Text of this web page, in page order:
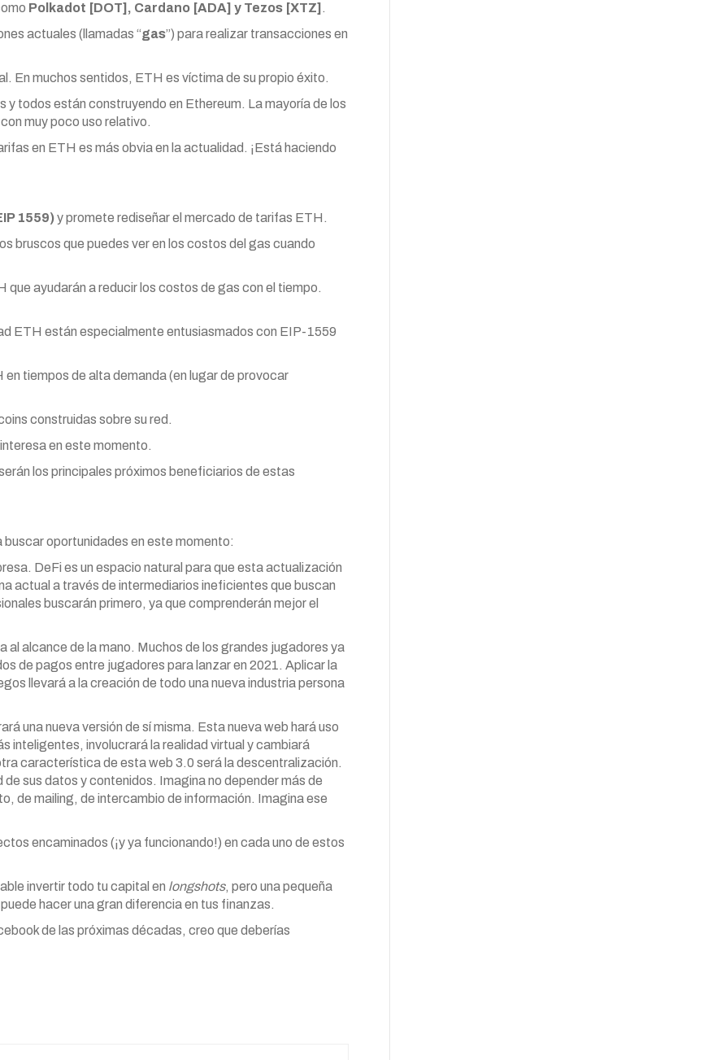
Polkadot [DOT], Cardano [ADA] y Tezos [XTZ] .
actuales (llamadas “gas”) para realizar transacciones en
En muchos sentidos, ETH es víctima de su propio éxito.
todos están construyendo en Ethereum. La mayoría de los
muy poco uso relativo.
en ETH es más obvia en la actualidad. ¡Está haciendo
1559)y promete rediseñar el mercado de tarifas ETH.
bruscos que puedes ver en los costos del gas cuando
ayudarán a reducir los costos de gas con el tiempo.
ETH están especialmente entusiasmados con EIP-1559
en tiempos de alta demanda (en lugar de provocar
construidas sobre su red.
en este momento.
los principales próximos beneficiarios de estas
oportunidades en este momento:
DeFi es un espacio natural para que esta actualización
actual a través de intermediarios ineficientes que buscan
buscarán primero, ya que comprenderán mejor el
al alcance de la mano. Muchos de los grandes jugadores ya
de pagos entre jugadores para lanzar en 2021. Aplicar la
llevará a la creación de todo una nueva industria persona
una nueva versión de sí misma. Esta nueva web hará uso
inteligentes, involucrará la realidad virtual y cambiará
característica de esta web 3.0 será la descentralización.
sus datos y contenidos. Imagina no depender más de
de mailing, de intercambio de información. Imagina ese
encaminados (¡y ya funcionando!) en cada uno de estos
invertir todo tu capital en longshots, pero una pequeña
hacer una gran diferencia en tus finanzas.
de las próximas décadas, creo que deberías